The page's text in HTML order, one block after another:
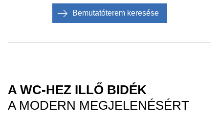
Bemutatóterem keresése
A WC-HEZ ILLŐ BIDÉK
A MODERN MEGJELENÉSÉRT